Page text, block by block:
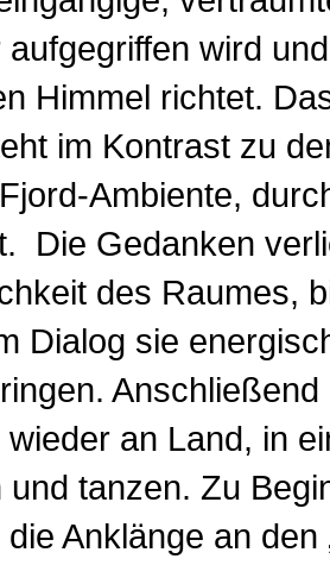
wird
Himmel richtet.
im Kontrast zu
Ambiente,
Die Gedanken
des Raumes,
Dialog sie
an Land, in
und tanzen. Zu
Anklänge an den